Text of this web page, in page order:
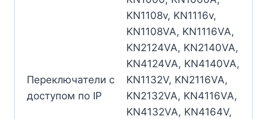
Переключатели с
доступом по IP
KN1108v, KN1116v,
KN1108VA, KN1116VA,
KN2124VA, KN2140VA,
KN4124VA, KN4140VA,
KN1132V, KN2116VA,
KN2132VA, KN4116VA,
KN4132VA, KN4164V,